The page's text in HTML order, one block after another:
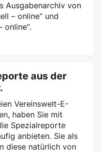
Ausgabenarchiv von
– online“ und
online“.
aus der
Vereinswelt-E-
haben Sie mit
Spezialreporte
anbieten. Sie als
diese natürlich von